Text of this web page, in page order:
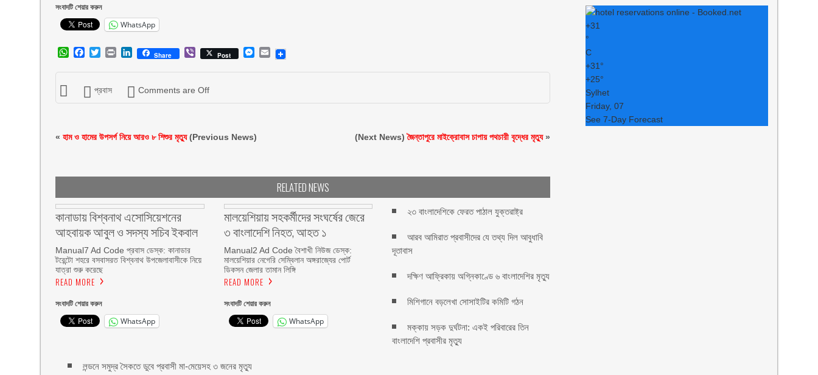
সংবাদটি শেয়ার করুন
WhatsApp
WhatsApp
Facebook
Twitter
Print LinkedIn
Share ViberPost Messenger
Email
প্রবাস Comments are Off
«হাম ও হামের উপসর্গ নিয়ে আরও ৮ শিশুর মৃত্যু(Previous News) (Next News)জৈন্তাপুরে মাইক্রোবাস চাপায় পথচারী বৃদ্ধের মৃত্যু»
RELATED NEWS
কানাডায় বিশ্বনাথ এসোসিয়েশনের
আহবায়ক আবুল ও সদস্য সচিব ইকবাল
Manual7 Ad Code প্রবাস ডেস্ক: কানাডার
টরেন্টো শহরে বসবাসরত বিশ্বনাথ উপজেলাবাসীকে নিয়ে
যাত্রা শুরু করেছে
READ MORE
সংবাদটি শেয়ার করুন
WhatsApp
মালয়েশিয়ায় সহকর্মীদের সংঘর্ষের জেরে
৩ বাংলাদেশি নিহত, আহত ১
Manual2 Ad Code বৈশাখী নিউজ ডেস্ক:
মালয়েশিয়ার নেগেরি সেম্বিলান অঙ্গরাজ্যের পোর্ট
ডিকসন জেলার তামান লিঙ্গি
READ MORE
সংবাদটি শেয়ার করুন
WhatsApp
২৩ বাংলাদেশিকে ফেরত পাঠাল যুক্তরাষ্ট্র
আরব আমিরাত প্রবাসীদের যে তথ্য দিল আবুধাবি
দূতাবাস
দক্ষিণ আফ্রিকায় অগ্নিকাণ্ডে ৬ বাংলাদেশির মৃত্যু
মিশিগানে বড়লেখা সোসাইটির কমিটি গঠন
মক্কায় সড়ক দুর্ঘটনা: একই পরিবারের তিন
বাংলাদেশি প্রবাসীর মৃত্যু
লন্ডনে সমুদ্র সৈকতে ডুবে প্রবাসী মা-মেয়েসহ ৩ জনের মৃত্যু
+31
°
C
+31°
+25°
Sylhet
Friday, 07
See 7-Day Forecast